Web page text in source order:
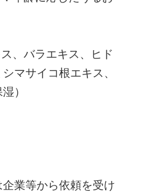
、バラエキス、ヒド
マサイコ根エキス、
）
業等から依頼を受け